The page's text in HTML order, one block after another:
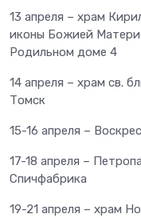
13 апреля – храм
иконы Божией
Родильном доме 4
14 апреля – храм св.
Томск
15-16 апреля –
17-18 апреля –
Спичфабрика
19-21 апреля – храм